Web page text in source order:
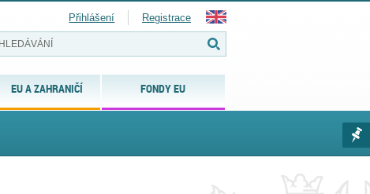
EU A ZAHRANIČÍ FONDY EU
Přihlášení Registrace